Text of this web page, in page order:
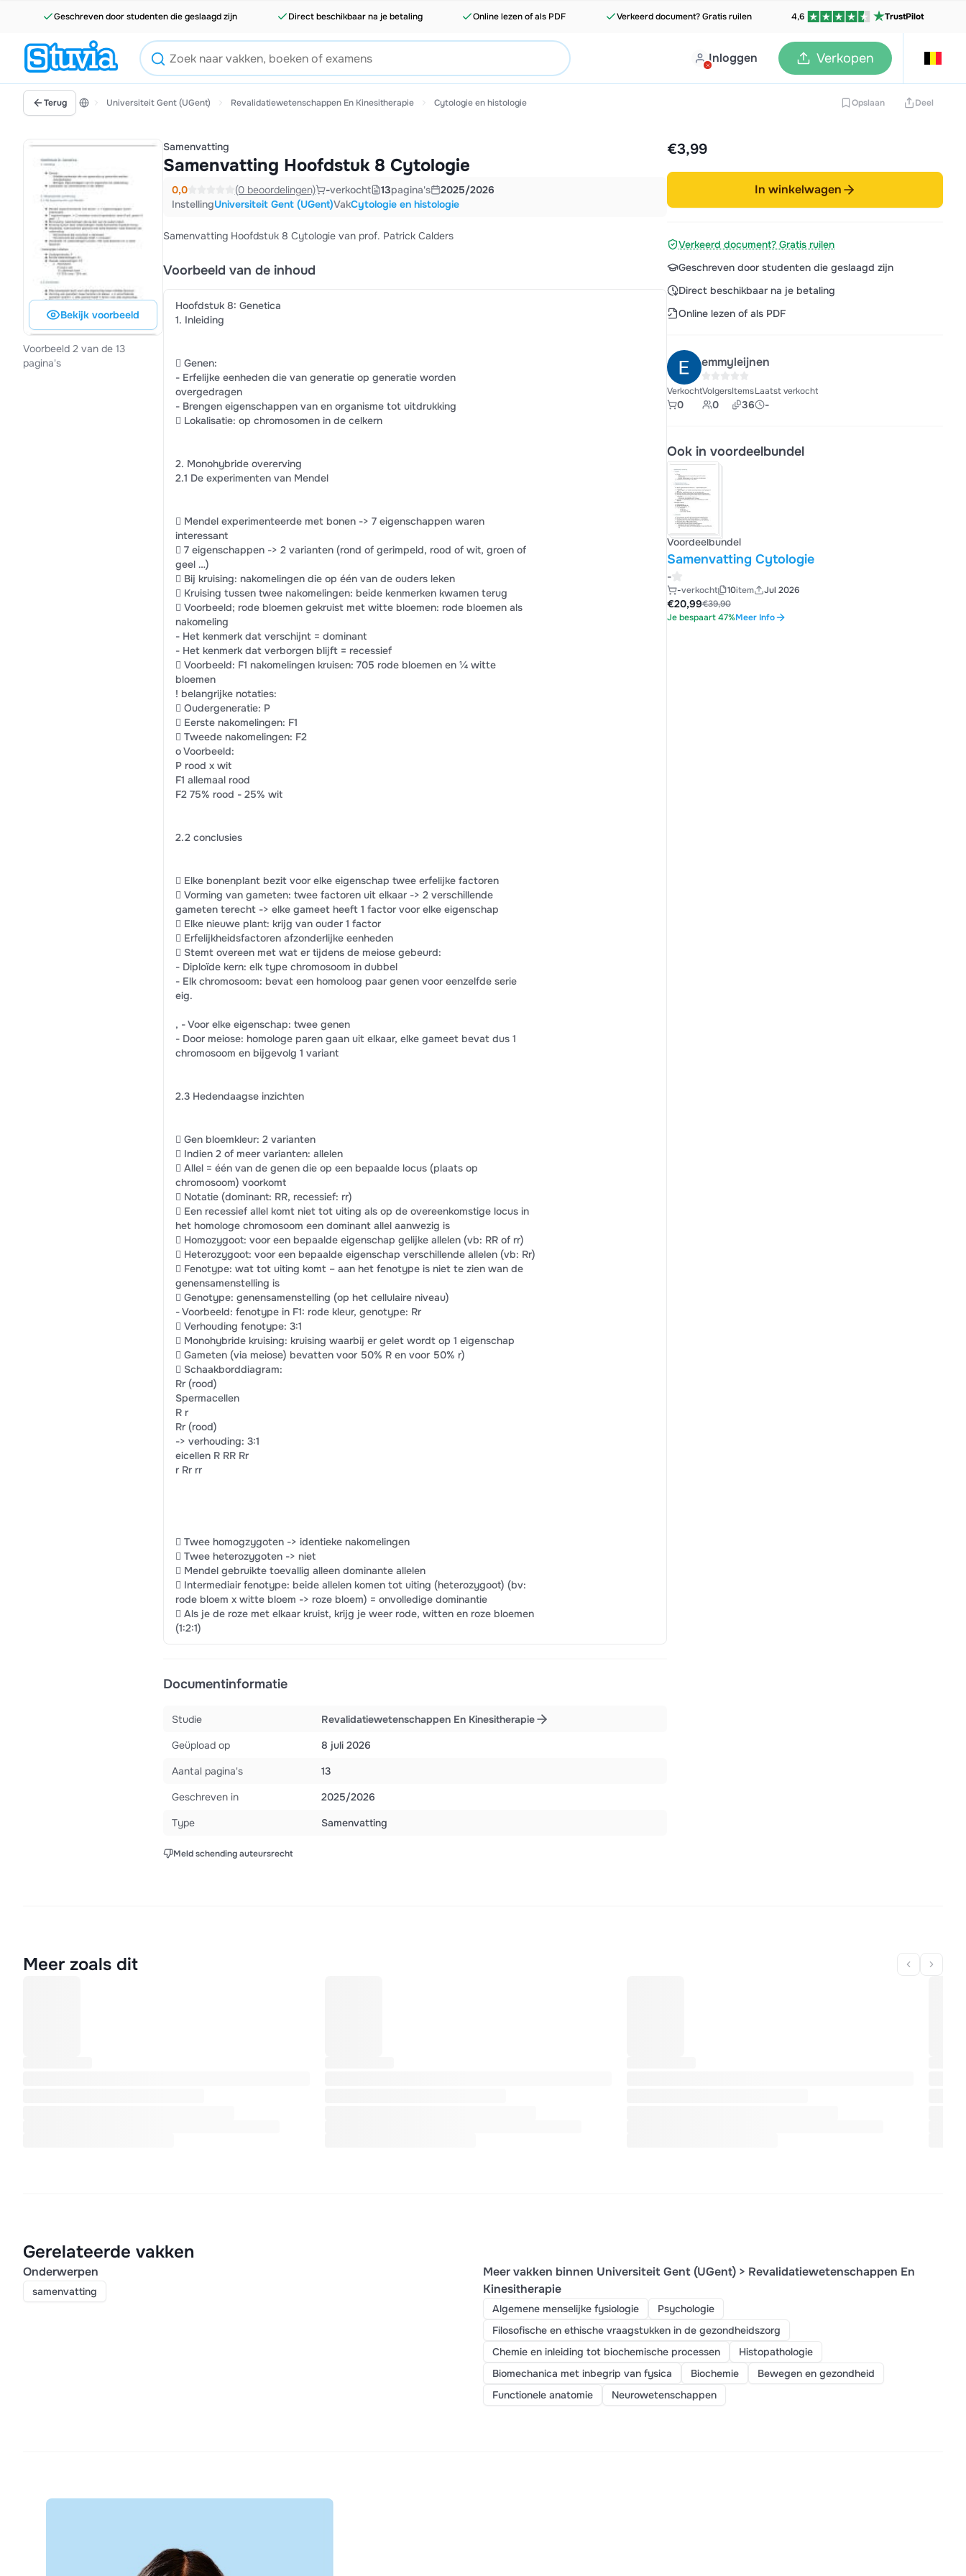
Geschreven door studenten die geslaagd zijn Direct beschikbaar na je betaling Online lezen of als PDF Verkeerd document? Gratis ruilen 4,6 TrustPilot
Inloggen Verkopen
Terug Universiteit Gent (UGent) Revalidatiewetenschappen En Kinesitherapie Cytologie en histologie Opslaan Deel
Bekijk voorbeeld
Voorbeeld 2 van de 13
pagina's
Samenvatting
Samenvatting Hoofdstuk 8 Cytologie
0,0 (0 beoordelingen) -verkocht 13pagina's
2025/2026
InstellingUniversiteit Gent (UGent)VakCytologie en histologie
Samenvatting Hoofdstuk 8 Cytologie van prof. Patrick Calders
Voorbeeld van de inhoud
Hoofdstuk 8: Genetica
1. Inleiding
 Genen:
- Erfelijke eenheden die van generatie op generatie worden
overgedragen
- Brengen eigenschappen van en organisme tot uitdrukking
 Lokalisatie: op chromosomen in de celkern
2. Monohybride overerving
2.1 De experimenten van Mendel
 Mendel experimenteerde met bonen -> 7 eigenschappen waren
interessant
 7 eigenschappen -> 2 varianten (rond of gerimpeld, rood of wit, groen of
geel …)
 Bij kruising: nakomelingen die op één van de ouders leken
 Kruising tussen twee nakomelingen: beide kenmerken kwamen terug
 Voorbeeld; rode bloemen gekruist met witte bloemen: rode bloemen als
nakomeling
- Het kenmerk dat verschijnt = dominant
- Het kenmerk dat verborgen blijft = recessief
 Voorbeeld: F1 nakomelingen kruisen: 705 rode bloemen en ¼ witte
bloemen
! belangrijke notaties:
 Oudergeneratie: P
 Eerste nakomelingen: F1
 Tweede nakomelingen: F2
o Voorbeeld:
P rood x wit
F1 allemaal rood
F2 75% rood - 25% wit
2.2 conclusies
 Elke bonenplant bezit voor elke eigenschap twee erfelijke factoren
 Vorming van gameten: twee factoren uit elkaar -> 2 verschillende
gameten terecht -> elke gameet heeft 1 factor voor elke eigenschap
 Elke nieuwe plant: krijg van ouder 1 factor
 Erfelijkheidsfactoren afzonderlijke eenheden
 Stemt overeen met wat er tijdens de meiose gebeurd:
- Diploïde kern: elk type chromosoom in dubbel
- Elk chromosoom: bevat een homoloog paar genen voor eenzelfde serie
eig.
, - Voor elke eigenschap: twee genen
- Door meiose: homologe paren gaan uit elkaar, elke gameet bevat dus 1
chromosoom en bijgevolg 1 variant
2.3 Hedendaagse inzichten
 Gen bloemkleur: 2 varianten
 Indien 2 of meer varianten: allelen
 Allel = één van de genen die op een bepaalde locus (plaats op
chromosoom) voorkomt
 Notatie (dominant: RR, recessief: rr)
 Een recessief allel komt niet tot uiting als op de overeenkomstige locus in
het homologe chromosoom een dominant allel aanwezig is
 Homozygoot: voor een bepaalde eigenschap gelijke allelen (vb: RR of rr)
 Heterozygoot: voor een bepaalde eigenschap verschillende allelen (vb: Rr)
 Fenotype: wat tot uiting komt – aan het fenotype is niet te zien wan de
genensamenstelling is
 Genotype: genensamenstelling (op het cellulaire niveau)
- Voorbeeld: fenotype in F1: rode kleur, genotype: Rr
 Verhouding fenotype: 3:1
 Monohybride kruising: kruising waarbij er gelet wordt op 1 eigenschap
 Gameten (via meiose) bevatten voor 50% R en voor 50% r)
 Schaakborddiagram:
Rr (rood)
Spermacellen
R r
Rr (rood)
-> verhouding: 3:1
eicellen R RR Rr
r Rr rr
 Twee homogzygoten -> identieke nakomelingen
 Twee heterozygoten -> niet
 Mendel gebruikte toevallig alleen dominante allelen
 Intermediair fenotype: beide allelen komen tot uiting (heterozygoot) (bv:
rode bloem x witte bloem -> roze bloem) = onvolledige dominantie
 Als je de roze met elkaar kruist, krijg je weer rode, witten en roze bloemen
(1:2:1)
Documentinformatie
Studie
Revalidatiewetenschappen En Kinesitherapie
Geüpload op
8 juli 2026
Aantal pagina's
13
Geschreven in
2025/2026
Type
Samenvatting
Meld schending auteursrecht
€3,99
In winkelwagen
Verkeerd document? Gratis ruilen
Geschreven door studenten die geslaagd zijn
Direct beschikbaar na je betaling
Online lezen of als PDF
emmyleijnen
Verkocht
0
Volgers
0
Items
36
Laatst verkocht
-
Ook in voordeelbundel
Voordeelbundel
Samenvatting Cytologie
-
-verkocht 10item
Jul 2026
€39,90
€20,99
Je bespaart 47%Meer Info
Meer zoals dit
Gerelateerde vakken
Onderwerpen
samenvatting
Meer vakken binnen Universiteit Gent (UGent) > Revalidatiewetenschappen En
Kinesitherapie
Algemene menselijke fysiologie
Psychologie
Filosofische en ethische vraagstukken in de gezondheidszorg
Chemie en inleiding tot biochemische processen
Histopathologie
Biomechanica met inbegrip van fysica
Biochemie
Bewegen en gezondheid
Functionele anatomie
Neurowetenschappen